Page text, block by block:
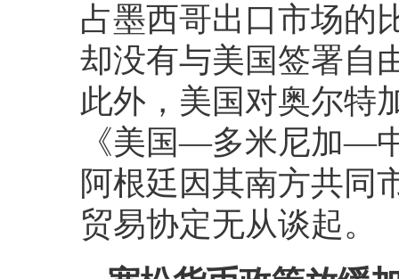
占墨西哥出口市场的
却没有与美国签署自
此外，美国对奥尔特
《美国—多米尼加—
阿根廷因其南方共同
贸易协定无从谈起。